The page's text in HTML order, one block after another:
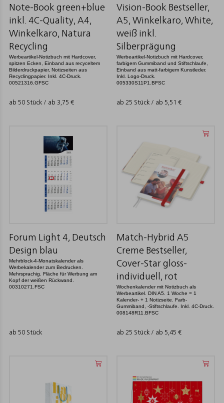
Note-Book green+blue
inkl. 4C-Quality, A4,
Winkelkaro, Natura
Recycling
Werbeartikel-Notizbuch mit Hardcover,
spitzen Ecken, Einband aus recyceltem
Bilderdruckpapier, Notizseiten aus
Recyclingpapier. Inkl. 4C-Druck.
00521316.GFSC
ab 50 Stück / ab 3,75 €
Vision-Book Bestseller,
A5, Winkelkaro, White,
weiß inkl.
Silberprägung
Werbeartikel-Notizbuch mit Hardcover,
farbigem Gummiband und Stiftschlaufe,
Einband aus matt-farbigem Kunstleder.
Inkl. Logo-Druck.
005330S11P1.BFSC
ab 25 Stück / ab 5,51 €
Forum Light 4, Deutsch
Design blau
Mehrblock-4-Monatskalender als
Werbekalender zum Bedrucken.
Mehrsprachig. Fläche für Werbung am
Kopf der weißen Rückwand.
00310271.FSC
ab 50 Stück
Match-Hybrid A5
Creme Bestseller,
Cover-Star gloss-
individuell, rot
Wochenkalender mit Notizbuch als
Werbeartikel. DIN A5. 1 Woche = 1
Kalender- + 1 Notizseite. Farb-
Gummiband, -Stiftschlaufe. Inkl. 4C-Druck.
008148R11.BFSC
ab 25 Stück / ab 5,45 €